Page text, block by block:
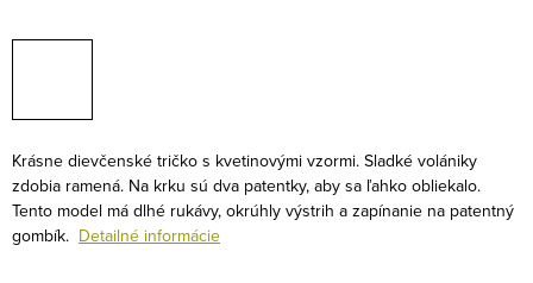
Krásne dievčenské tričko s kvetinovými vzormi. Sladké volániky
zdobia ramená. Na krku sú dva patentky, aby sa ľahko obliekalo.
Tento model má dlhé rukávy, okrúhly výstrih a zapínanie na patentný
gombík. Detailné informácie